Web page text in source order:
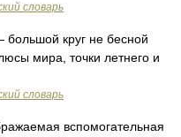
словарь
большой круг не бесной
мира, точки летнего и
словарь
вспомогательная